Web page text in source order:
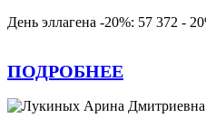
День эллагена -20%: 57 372 -
ПОДРОБНЕЕ